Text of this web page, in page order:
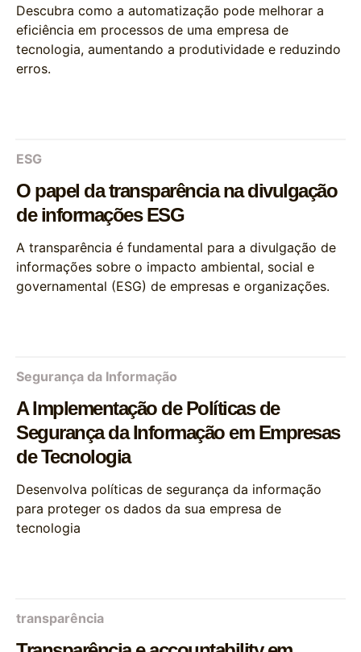
Descubra como a automatização pode melhorar a
eficiência em processos de uma empresa de
tecnologia, aumentando a produtividade e reduzindo
erros.
ESG
O papel da transparência na divulgação
de informações ESG
A transparência é fundamental para a divulgação de
informações sobre o impacto ambiental, social e
governamental (ESG) de empresas e organizações.
Segurança da Informação
A Implementação de Políticas de
Segurança da Informação em Empresas
de Tecnologia
Desenvolva políticas de segurança da informação
para proteger os dados da sua empresa de
tecnologia
transparência